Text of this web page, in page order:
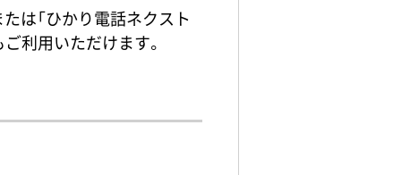
は「ひかり電話ネクスト
利用いただけます。